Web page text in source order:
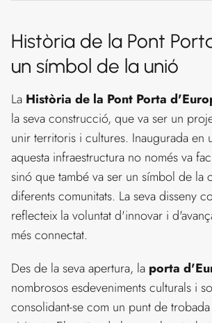
Història de la Pont
un símbol de la unió
La Història de la Pont Porta
la seva construcció, que va ser un
unir territoris i cultures. Inaugurada en
aquesta infraestructura no només va
sinó que també va ser un símbol de la
diferents comunitats. La seva disseny
reflecteix la voluntat d'innovar i
més connectat.
Des de la seva apertura, la porta
nombrosos esdeveniments culturals i
consolidant-se com un punt de